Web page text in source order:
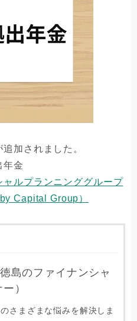
加されました。
年金
ャルプランニンググループ
Capital Group）
島のファイナンシャ
）
さまざまな悩みを解決しま